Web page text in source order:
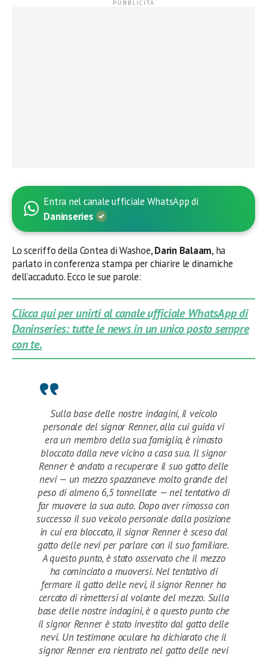
Entra nel canale ufficiale WhatsApp di
Daninseries
Lo sceriffo della Contea di Washoe,Darin Balaam, ha
parlato in conferenza stampa per chiarire le dinamiche
dell’accaduto. Ecco le sue parole:
Clicca qui per unirti al canale ufficiale WhatsApp di
Daninseries: tutte le news in un unico posto sempre
con te.
Sulla base delle nostre indagini, il veicolo
personale del signor Renner, alla cui guida vi
era un membro della sua famiglia, è rimasto
bloccato dalla neve vicino a casa sua. Il signor
Renner è andato a recuperare il suo gatto delle
nevi — un mezzo spazzaneve molto grande del
peso di almeno 6,5 tonnellate — nel tentativo di
far muovere la sua auto. Dopo aver rimosso con
successo il suo veicolo personale dalla posizione
in cui era bloccato, il signor Renner è sceso dal
gatto delle nevi per parlare con il suo familiare.
A questo punto, è stato osservato che il mezzo
ha cominciato a muoversi. Nel tentativo di
fermare il gatto delle nevi, il signor Renner ha
cercato di rimettersi al volante del mezzo. Sulla
base delle nostre indagini, è a questo punto che
il signor Renner è stato investito dal gatto delle
nevi. Un testimone oculare ha dichiarato che il
signor Renner era rientrato nel gatto delle nevi